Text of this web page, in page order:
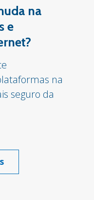
na
e
na
seguro da